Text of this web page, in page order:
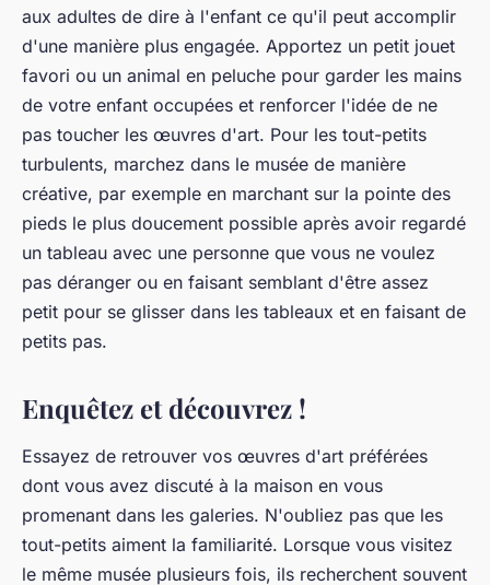
aux adultes de dire à l'enfant ce qu'il peut accomplir
d'une manière plus engagée. Apportez un petit jouet
favori ou un animal en peluche pour garder les mains
de votre enfant occupées et renforcer l'idée de ne
pas toucher les œuvres d'art. Pour les tout-petits
turbulents, marchez dans le musée de manière
créative, par exemple en marchant sur la pointe des
pieds le plus doucement possible après avoir regardé
un tableau avec une personne que vous ne voulez
pas déranger ou en faisant semblant d'être assez
petit pour se glisser dans les tableaux et en faisant de
petits pas.
Enquêtez et découvrez !
Essayez de retrouver vos œuvres d'art préférées
dont vous avez discuté à la maison en vous
promenant dans les galeries. N'oubliez pas que les
tout-petits aiment la familiarité. Lorsque vous visitez
le même musée plusieurs fois, ils recherchent souvent